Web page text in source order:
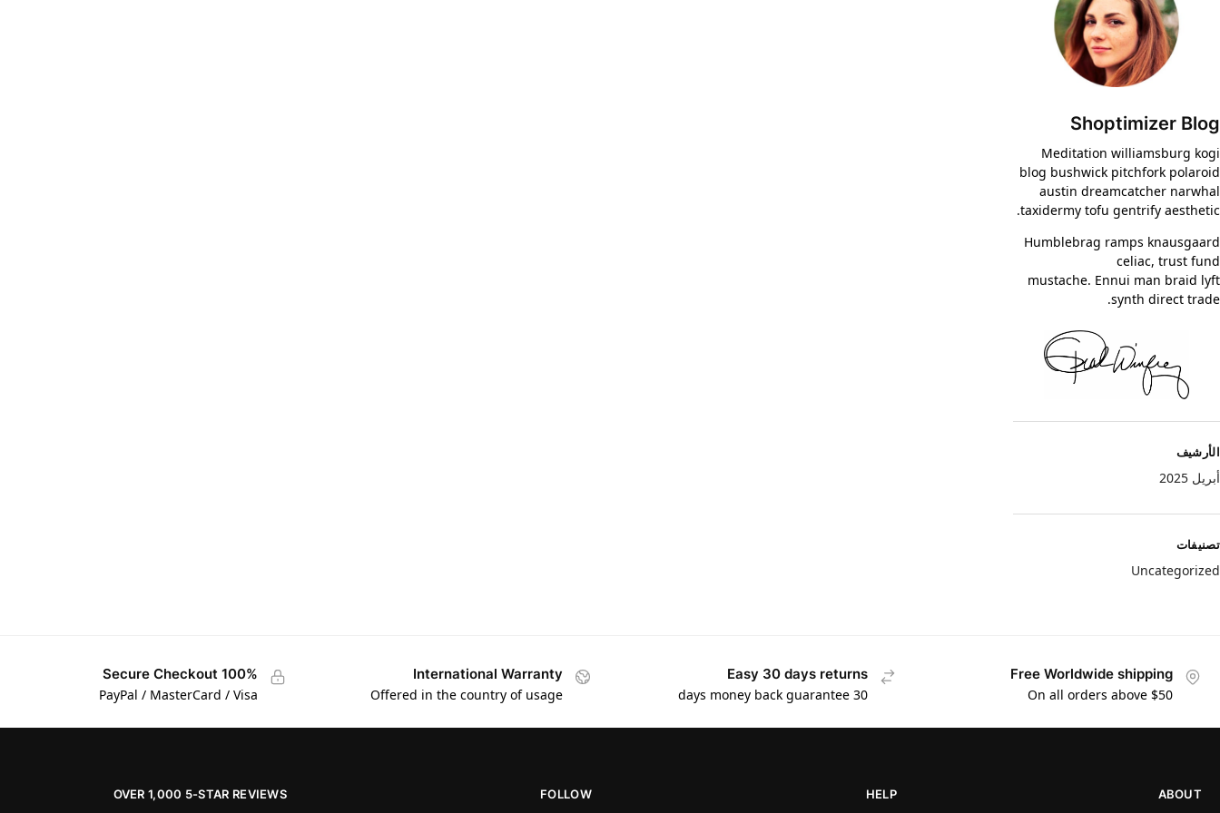
Shoptimizer Blog
Meditation williamsburg kogi
blog bushwick pitchfork polaroid
austin dreamcatcher narwhal
taxidermy tofu gentrify aesthetic.
Humblebrag ramps knausgaard
celiac, trust fund
mustache. Ennui man braid lyft
synth direct trade.
الأرشيف
أبريل 2025
تصنيفات
Uncategorized
Free Worldwide shipping
On all orders above $50
Easy 30 days returns
30 days money back guarantee
International Warranty
Offered in the country of usage
100% Secure Checkout
PayPal / MasterCard / Visa
ABOUT
HELP
FOLLOW
OVER 1,000 5-STAR REVIEWS